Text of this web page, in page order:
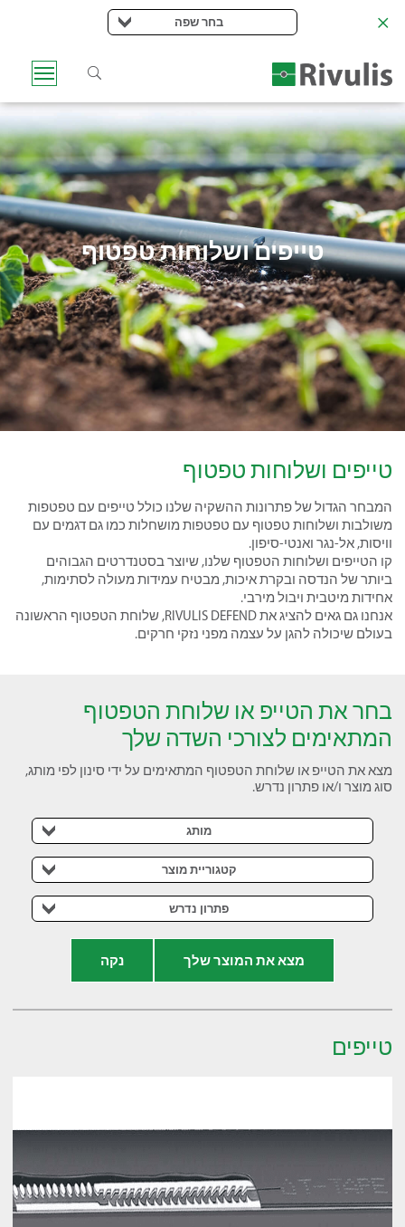
בחר שפה
טייפים ושלוחות טפטוף
טייפים ושלוחות טפטוף
המבחר הגדול של פתרונות ההשקיה שלנו כולל טייפים עם טפטפות
משולבות ושלוחות טפטוף עם טפטפות מושחלות כמו גם דגמים עם
וויסות, אל-נגר ואנטי-סיפון.
קו הטייפים ושלוחות הטפטוף שלנו, שיוצר בסטנדרטים הגבוהים
ביותר של הנדסה ובקרת איכות, מבטיח עמידות מעולה לסתימות,
אחידות מיטבית ויבול מירבי.
אנחנו גם גאים להציג את RIVULIS DEFEND, שלוחת הטפטוף הראשונה
בעולם שיכולה להגן על עצמה מפני נזקי חרקים.
בחר את הטייפ או שלוחת הטפטוף
המתאימים לצורכי השדה שלך
מצא את הטייפ או שלוחת הטפטוף המתאימים על ידי סינון לפי מותג,
סוג מוצר ו/או פתרון נדרש.
מותג
קטגוריית מוצר
פתרון נדרש
מצא את המוצר שלך נקה
טייפים